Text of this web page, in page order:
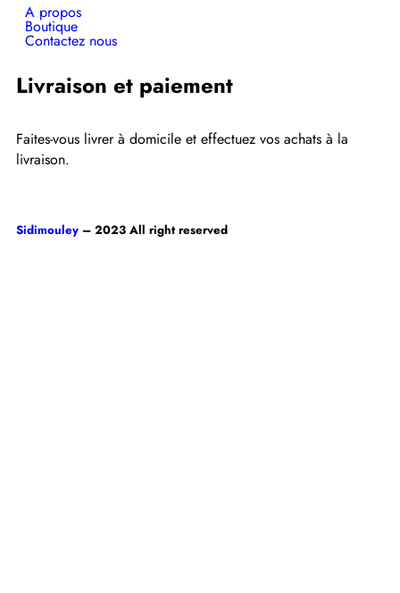
A propos
Boutique
Contactez nous
Livraison et paiement
Faites-vous livrer à domicile et effectuez vos achats à la
livraison.
Sidimouley – 2023 All right reserved